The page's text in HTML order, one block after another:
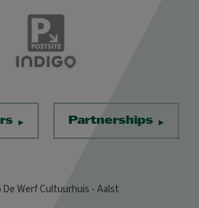
Partnerships
De Werf Cultuurhuis - Aalst